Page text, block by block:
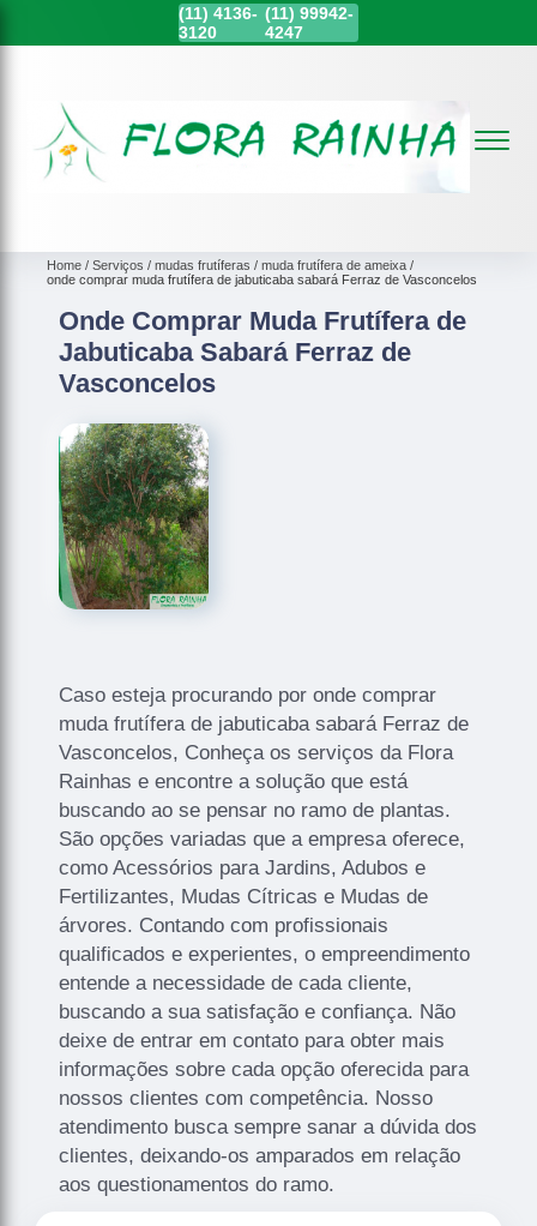
(11) 4136-
3120
(11)99942-
4247
Home Serviços mudas frutíferas
muda frutífera de ameixa
onde comprar muda frutífera de jabuticaba sabará Ferraz de Vasconcelos
Onde Comprar Muda Frutífera de
Jabuticaba Sabará Ferraz de
Vasconcelos
Caso esteja procurando por onde comprar
muda frutífera de jabuticaba sabará Ferraz de
Vasconcelos, Conheça os serviços da Flora
Rainhas e encontre a solução que está
buscando ao se pensar no ramo de plantas.
São opções variadas que a empresa oferece,
como Acessórios para Jardins, Adubos e
Fertilizantes, Mudas Cítricas e Mudas de
árvores. Contando com profissionais
qualificados e experientes, o empreendimento
entende a necessidade de cada cliente,
buscando a sua satisfação e confiança. Não
deixe de entrar em contato para obter mais
informações sobre cada opção oferecida para
nossos clientes com competência. Nosso
atendimento busca sempre sanar a dúvida dos
clientes, deixando-os amparados em relação
aos questionamentos do ramo.